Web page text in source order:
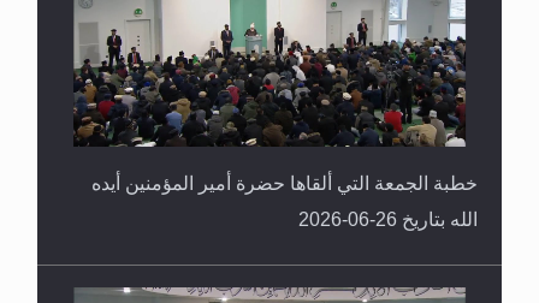
خطبة الجمعة التي ألقاها حضرة أمير المؤمنين أيده
الله بتاريخ 26-06-2026